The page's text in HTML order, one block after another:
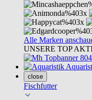
Alle Marken
UNSERE TOP
close
Fischfutter